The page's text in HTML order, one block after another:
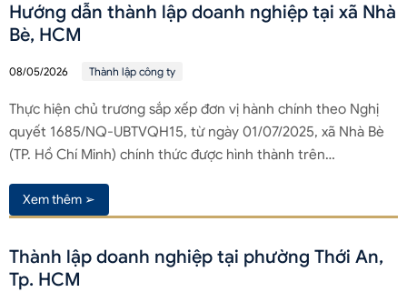
Hướng dẫn thành lập doanh nghiệp tại xã Nhà
Bè, HCM
08/05/2026 Thành lập công ty
Thực hiện chủ trương sắp xếp đơn vị hành chính theo Nghị
quyết 1685/NQ-UBTVQH15, từ ngày 01/07/2025, xã Nhà Bè
(TP. Hồ Chí Minh) chính thức được hình thành trên…
Xem thêm ➢
Thành lập doanh nghiệp tại phường Thới An,
Tp. HCM